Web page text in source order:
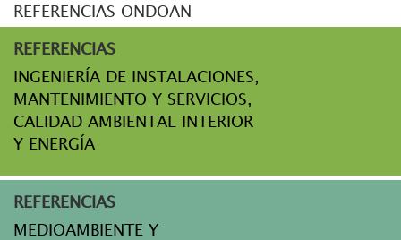
REFERENCIAS ONDOAN
REFERENCIAS
INGENIERÍA DE INSTALACIONES,
MANTENIMIENTO Y SERVICIOS,
CALIDAD AMBIENTAL INTERIOR
Y ENERGÍA
REFERENCIAS
MEDIOAMBIENTE Y